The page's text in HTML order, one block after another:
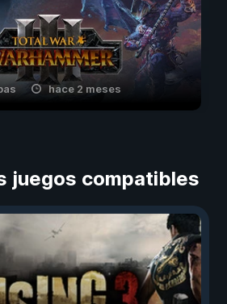
hace 2 meses
juegos compatibles